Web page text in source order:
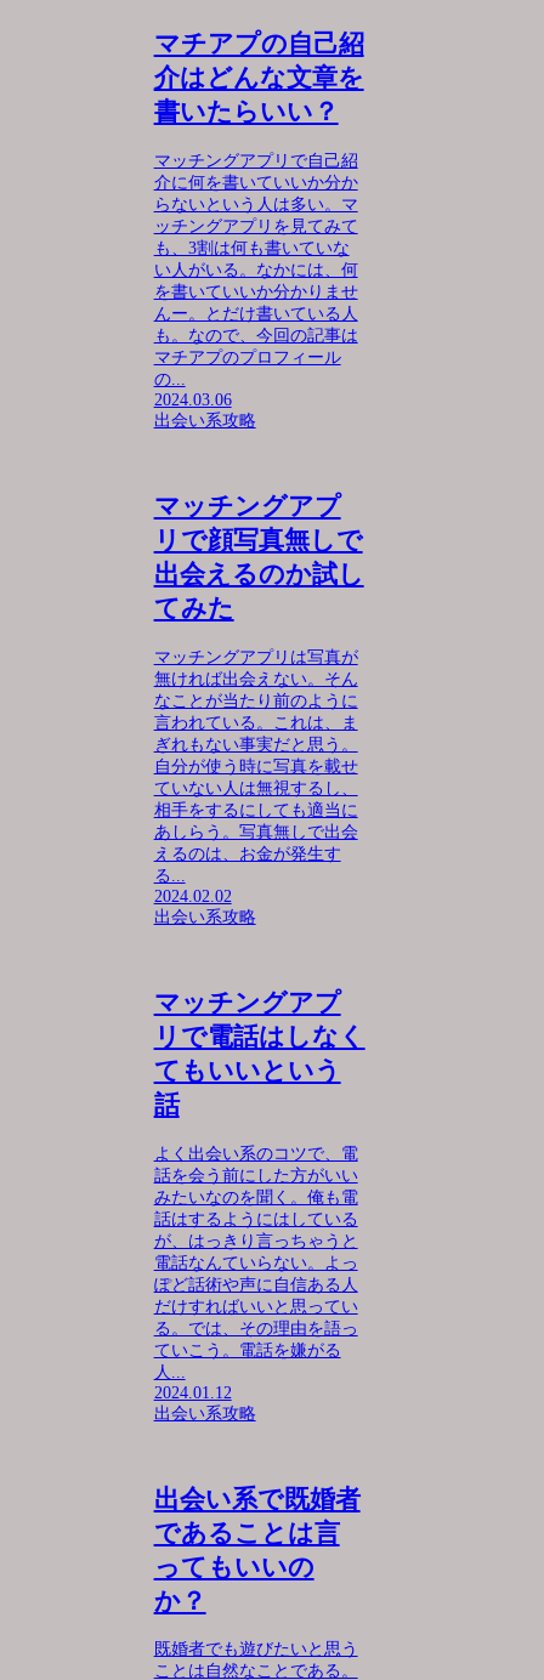
マチアプの自己紹
介はどんな文章を
書いたらいい？
マッチングアプリで自己紹
介に何を書いていいか分か
らないという人は多い。マ
ッチングアプリを見てみて
も、3割は何も書いていな
い人がいる。なかには、何
を書いていいか分かりませ
んー。とだけ書いている人
も。なので、今回の記事は
マチアプのプロフィール
の...
2024.03.06
出会い系攻略
マッチングアプ
リで顔写真無しで
出会えるのか試し
てみた
マッチングアプリは写真が
無ければ出会えない。そん
なことが当たり前のように
言われている。これは、ま
ぎれもない事実だと思う。
自分が使う時に写真を載せ
ていない人は無視するし、
相手をするにしても適当に
あしらう。写真無しで出会
えるのは、お金が発生す
る...
2024.02.02
出会い系攻略
マッチングアプ
リで電話はしなく
てもいいという
話
よく出会い系のコツで、電
話を会う前にした方がいい
みたいなのを聞く。俺も電
話はするようにはしている
が、はっきり言っちゃうと
電話なんていらない。よっ
ぽど話術や声に自信ある人
だけすればいいと思ってい
る。では、その理由を語っ
ていこう。電話を嫌がる
人...
2024.01.12
出会い系攻略
出会い系で既婚者
であることは言
ってもいいの
か？
既婚者でも遊びたいと思う
ことは自然なことである。